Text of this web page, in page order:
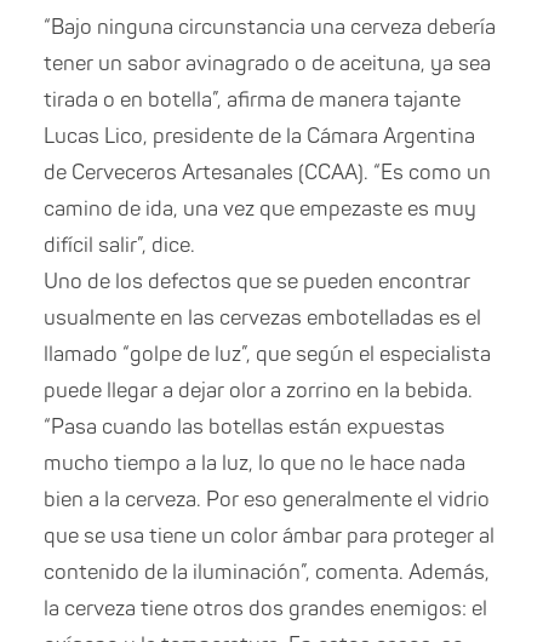
“Bajo ninguna circunstancia una cerveza debería
tener un sabor avinagrado o de aceituna, ya sea
tirada o en botella”, afirma de manera tajante
Lucas Lico, presidente de la Cámara Argentina
de Cerveceros Artesanales (CCAA). “Es como un
camino de ida, una vez que empezaste es muy
difícil salir”, dice.
Uno de los defectos que se pueden encontrar
usualmente en las cervezas embotelladas es el
llamado “golpe de luz”, que según el especialista
puede llegar a dejar olor a zorrino en la bebida.
“Pasa cuando las botellas están expuestas
mucho tiempo a la luz, lo que no le hace nada
bien a la cerveza. Por eso generalmente el vidrio
que se usa tiene un color ámbar para proteger al
contenido de la iluminación”, comenta. Además,
la cerveza tiene otros dos grandes enemigos: el